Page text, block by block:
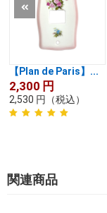
【Plan de Paris】...
2,300 円
2,530 円 （税込）
関連商品